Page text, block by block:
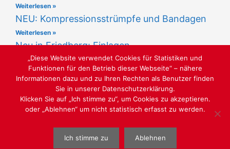
Weiterlesen »
NEU: Kompressionsstrümpfe und Bandagen
Weiterlesen »
Neu in Friedberg: Einlagen
Weiterlesen »
LUST AUF SCHÖNE SCHUHE
WEBGESTALTUNGWWW.SABU-VERBUNDGRUPPE.DE
„Diese Website verwendet Cookies für Statistiken und
Funktionen für den Betrieb dieser Webseite“ – nähere
Informationen dazu und zu Ihren Rechten als Benutzer finden
Sie in unserer Datenschutzerklärung.
Klicken Sie auf „Ich stimme zu“, um Cookies zu akzeptieren.
oder „Ablehnen“ um nicht statistisch erfasst zu werden.
Ich stimme zu Ablehnen